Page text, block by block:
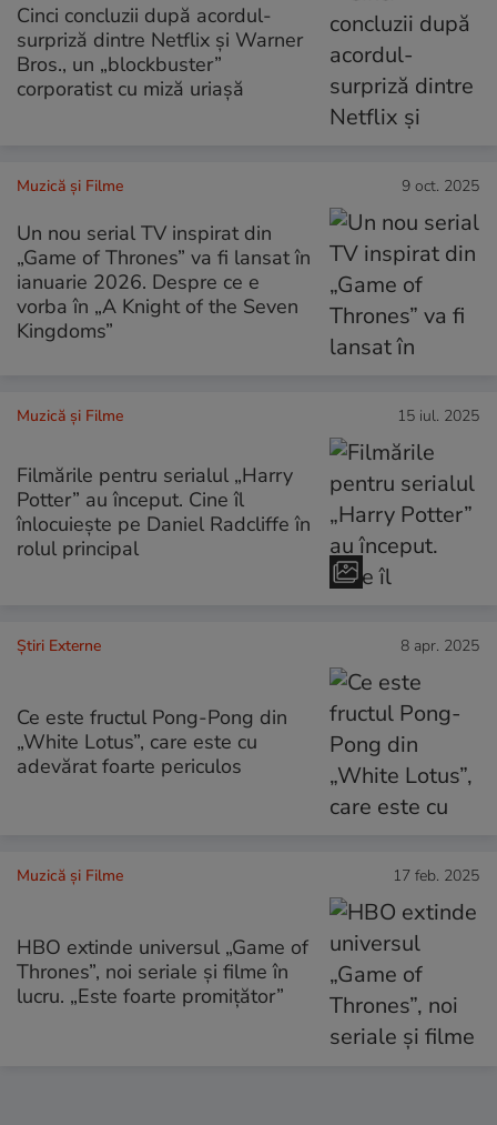
Cinci concluzii după acordul-
surpriză dintre Netflix și Warner
Bros., un „blockbuster”
corporatist cu miză uriașă
Muzică și Filme 9 oct. 2025
Un nou serial TV inspirat din
„Game of Thrones” va fi lansat în
ianuarie 2026. Despre ce e
vorba în „A Knight of the Seven
Kingdoms”
Muzică și Filme 15 iul. 2025
Filmările pentru serialul „Harry
Potter” au început. Cine îl
înlocuiește pe Daniel Radcliffe în
rolul principal
Știri Externe 8 apr. 2025
Ce este fructul Pong-Pong din
„White Lotus”, care este cu
adevărat foarte periculos
Muzică și Filme 17 feb. 2025
HBO extinde universul „Game of
Thrones”, noi seriale și filme în
lucru. „Este foarte promițător”